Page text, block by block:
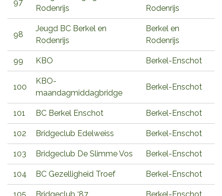
97
Rodenrijs
Rodenrijs
98
Jeugd BC Berkel en
Rodenrijs
Berkel en
Rodenrijs
99 KBO Berkel-Enschot
100
KBO-
maandagmiddagbridge
Berkel-Enschot
101 BC Berkel Enschot Berkel-Enschot
102 Bridgeclub Edelweiss Berkel-Enschot
103 Bridgeclub De Slimme Vos Berkel-Enschot
104 BC Gezelligheid Troef Berkel-Enschot
105 Bridgeclub ‘87 Berkel-Enschot